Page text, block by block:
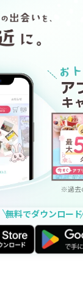
無料でダウンロード